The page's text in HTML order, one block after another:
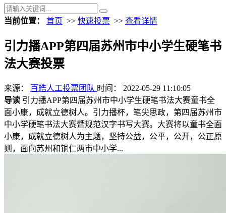
当前位置： 首页 >> 快速投票 >> 查看详情
引力播APP第四届苏州市中小学生硬笔书
法大赛投票
来源： 百皓人工投票团队 时间： 2022-05-29 11:10:05
导读 引力播APP第四届苏州市中小学生硬笔书法大赛童书全
面小康，成就立德树人。引力播杯，笔尖思政，第四届苏州市
中小学硬笔书法大赛暨规范汉字书写大赛。大赛将以童书全面
小康，成就立德树人为主题，坚持公益，公平，公开，公正原
则，面向苏州和铜仁两市中小学...